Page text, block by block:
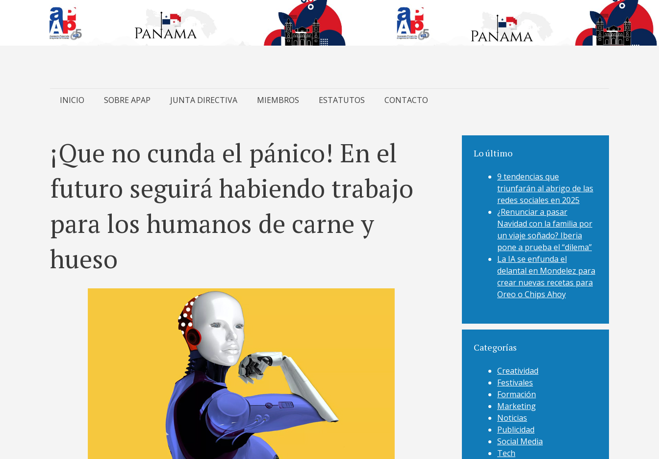
Skip
INICIO SOBRE APAP JUNTA DIRECTIVA MIEMBROS ESTATUTOS CONTACTO
¡Que no cunda el pánico! En el
futuro seguirá habiendo trabajo
para los humanos de carne y
hueso
Lo último
9 tendencias que
triunfarán al abrigo de las
redes sociales en 2025
¿Renunciar a pasar
Navidad con la familia por
un viaje soñado? Iberia
pone a prueba el “dilema”
La IA se enfunda el
delantal en Mondelez para
crear nuevas recetas para
Oreo o Chips Ahoy
Categorías
Creatividad
Festivales
Formación
Marketing
Noticias
Publicidad
Social Media
Tech